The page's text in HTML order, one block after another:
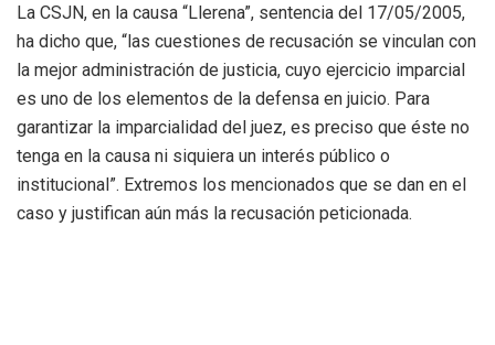
La CSJN, en la causa “Llerena”, sentencia del 17/05/2005,
ha dicho que, “las cuestiones de recusación se vinculan con
la mejor administración de justicia, cuyo ejercicio imparcial
es uno de los elementos de la defensa en juicio. Para
garantizar la imparcialidad del juez, es preciso que éste no
tenga en la causa ni siquiera un interés público o
institucional”. Extremos los mencionados que se dan en el
caso y justifican aún más la recusación peticionada.